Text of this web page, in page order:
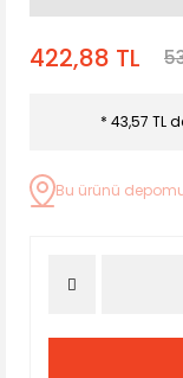
422,88 TL
* 43,57 TL
Bu ürünü